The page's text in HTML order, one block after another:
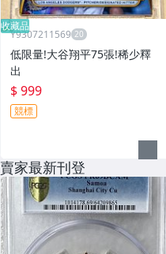
收藏品
Y9307211569
低限量!大谷翔平75張!稀少釋
出
$ 999
競標
賣家最新刊登